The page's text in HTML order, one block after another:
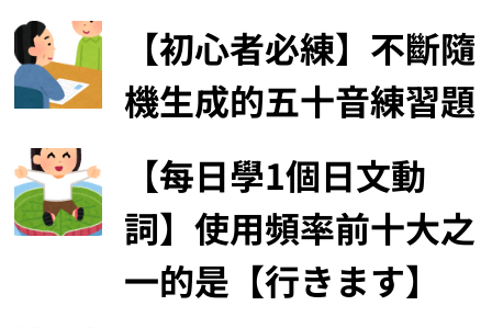
【初心者必練】不斷隨
機生成的五十音練習題
【每日學1個日文動
詞】使用頻率前十大之
一的是【行きます】